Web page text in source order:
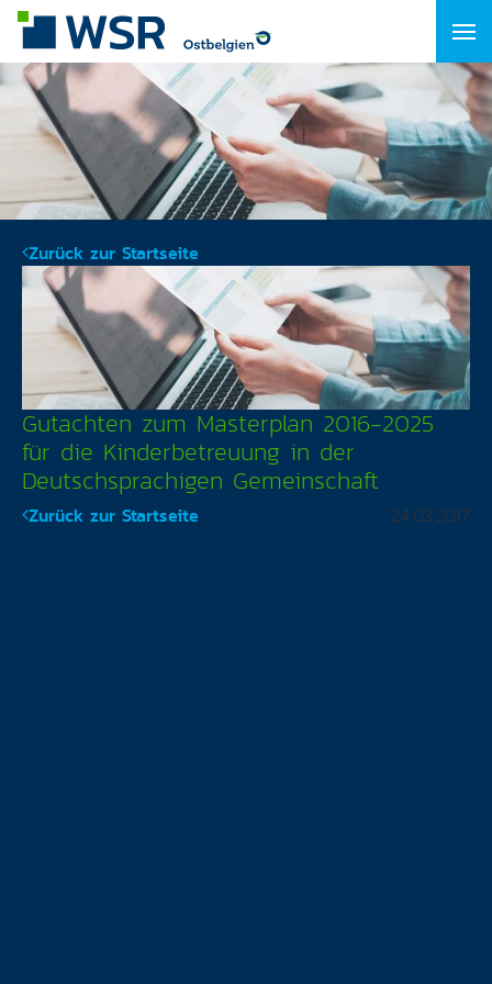
Zurück zur Startseite
Gutachten zum Masterplan 2016-2025
für die Kinderbetreuung in der
Deutschsprachigen Gemeinschaft
Zurück zur Startseite 24.03.2017